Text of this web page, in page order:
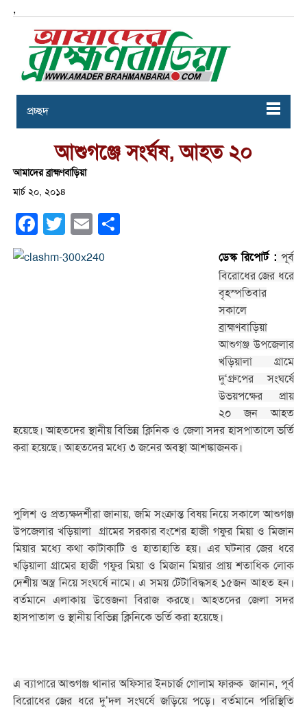
,
প্রচ্ছদ
আশুগঞ্জে সংর্ঘষ, আহত ২০
আমাদের ব্রাহ্মণবাড়িয়া
মার্চ ২০, ২০১৪
Facebook
Twitter Email
ডেস্ক রিপোর্ট : পূর্ব
বিরোধের জের ধরে
বৃহস্পতিবার
সকালে
ব্রাহ্মণবাড়িয়া
আশুগঞ্জ উপজেলার
খড়িয়ালা গ্রামে
দু‘গ্রুপের সংঘর্ষে
উভয়পক্ষের প্রায়
২০ জন আহত
হয়েছে। আহতদের স্থানীয় বিভিন্ন ক্লিনিক ও জেলা সদর হাসপাতালে ভর্তি
করা হয়েছে। আহতদের মধ্যে ৩ জনের অবস্থা আশঙ্কাজনক।
পুলিশ ও প্রত্যক্ষদর্শীরা জানায়, জমি সংক্রান্ত বিষয় নিয়ে সকালে আশুগঞ্জ
উপজেলার খড়িয়ালা গ্রামের সরকার বংশের হাজী গফুর মিয়া ও মিজান
মিয়ার মধ্যে কথা কাটাকাটি ও হাতাহাতি হয়। এর ঘটনার জের ধরে
খড়িয়ালা গ্রামের হাজী গফুর মিয়া ও মিজান মিয়ার প্রায় শতাধিক লোক
দেশীয় অস্ত্র নিয়ে সংঘর্ষে নামে। এ সময় টেটাবিদ্ধসহ ১৫জন আহত হন।
বর্তমানে এলাকায় উত্তেজনা বিরাজ করছে। আহতদের জেলা সদর
হাসপাতাল ও স্থানীয় বিভিন্ন ক্লিনিকে ভর্তি করা হয়েছে।
এ ব্যাপারে আশুগঞ্জ থানার অফিসার ইনচার্জ গোলাম ফারুক জানান, পূর্ব
বিরোধের জের ধরে দু’দল সংঘর্ষে জড়িয়ে পড়ে। বর্তমানে পরিস্থিতি